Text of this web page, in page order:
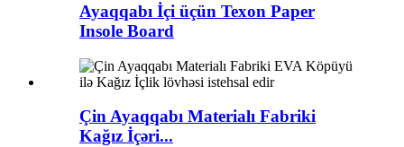
Ayaqqabı İçi üçün Texon Paper
Insole Board
Çin Ayaqqabı Materialı Fabriki
Kağız İçəri...